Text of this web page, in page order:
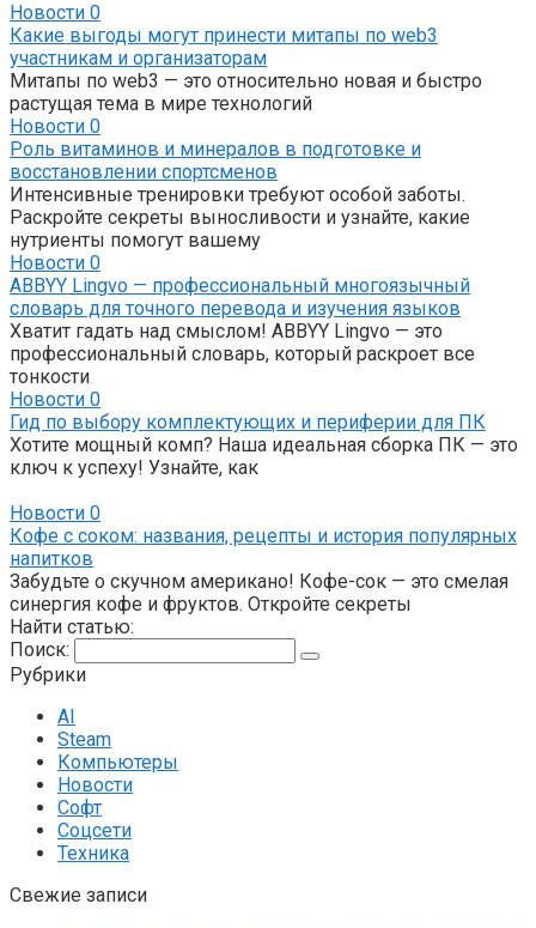
Новости 0
Какие выгоды могут принести митапы по web3
участникам и организаторам
Митапы по web3 — это относительно новая и быстро
растущая тема в мире технологий
Новости 0
Роль витаминов и минералов в подготовке и
восстановлении спортсменов
Интенсивные тренировки требуют особой заботы.
Раскройте секреты выносливости и узнайте, какие
нутриенты помогут вашему
Новости 0
ABBYY Lingvo — профессиональный многоязычный
словарь для точного перевода и изучения языков
Хватит гадать над смыслом! ABBYY Lingvo — это
профессиональный словарь, который раскроет все
тонкости
Новости 0
Гид по выбору комплектующих и периферии для ПК
Хотите мощный комп? Наша идеальная сборка ПК — это
ключ к успеху! Узнайте, как
Новости 0
Кофе с соком: названия, рецепты и история популярных
напитков
Забудьте о скучном американо! Кофе-сок — это смелая
синергия кофе и фруктов. Откройте секреты
Найти статью:
Поиск:
Рубрики
AI
Steam
Компьютеры
Новости
Софт
Соцсети
Техника
Свежие записи